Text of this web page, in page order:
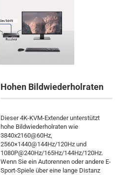
Hohen Bildwiederholraten
Dieser 4K-KVM-Extender unterstützt
hohe Bildwiederholraten wie
3840x2160@60Hz,
2560×1440@144Hz/120Hz und
1080P@240Hz/165Hz/144Hz/120Hz.
Wenn Sie ein Autorennen oder andere E-
Sport-Spiele über eine lange Distanz